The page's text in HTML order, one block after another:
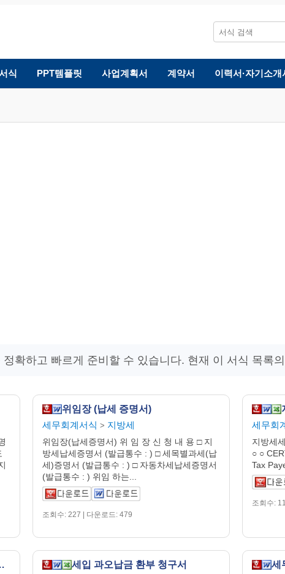
식 PPT템플릿 사업계획서 계약서 이력서·자기소개
확하고 빠르게 준비할 수 있습니다. 현재 이 서식 목록의
위임장 (납세 증명서)
세무회계서식 > 지방세
위임장(납세증명서) 위 임 장 신 청 내 용 □ 지
방세납세증명서 (발급통수 : ) □ 세목별과세(납
세)증명서 (발급통수 : ) □ 자동차세납세증명서
(발급통수 : ) 위임 하는...
조회수: 227 | 다운로드: 479
세무회
지방세
○ ○
Tax
조회수:
면 신고서
세입 과오납금 환부 청구서
세